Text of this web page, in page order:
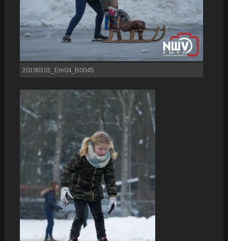
20190101_Em04_B0045